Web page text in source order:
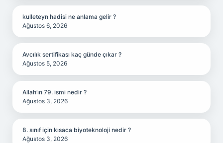
kulleteyn hadisi ne anlama gelir ?
Ağustos 6, 2026
Avcılık sertifikası kaç günde çıkar ?
Ağustos 5, 2026
Allah’ın 79. ismi nedir ?
Ağustos 3, 2026
8. sınıf için kısaca biyoteknoloji nedir ?
Ağustos 3, 2026